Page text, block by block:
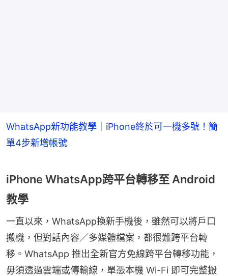
WhatsApp新功能教學｜iPhone終於可一機多號！簡
單4步新增帳號
iPhone WhatsApp跨平台轉移至 Android
教學
一直以來，WhatsApp換新手機後，雖然可以將戶口
搬機，但對話內容／多媒體檔案，都很難跨平台轉
移。WhatsApp 推出全新官方免線跨平台轉移功能，
毋須透過雲端或傳輸線，單憑本機 Wi-Fi 即可完整搬